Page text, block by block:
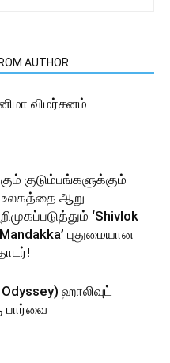
AUTHOR
விமர்சனம்
குடும்பங்களுக்கும்
உலகத்தை ஆறு
‘Shivlok
புதுமையான
Odyssey) ஹாலிவுட்
பார்வை